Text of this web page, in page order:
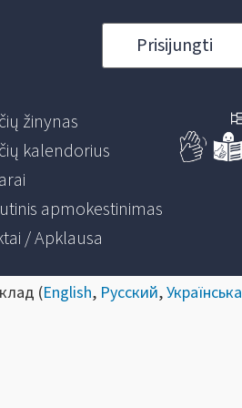
Prisijungti
žinynas
kalendorius
apmokestinimas
/ Apklausa
(English, Русский,Українська